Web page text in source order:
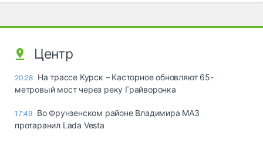
Центр
20:28 На трассе Курск – Касторное обновляют 65-
метровый мост через реку Грайворонка
17:49 Во Фрунзенском районе Владимира МАЗ
протаранил Lada Vesta